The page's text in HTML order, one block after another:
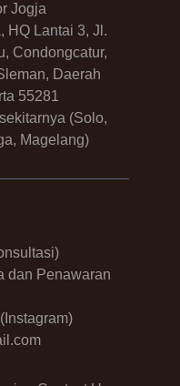
Jogja
HQ Lantai 3, Jl.
Condongcatur,
Daerah
55281
(Solo,
Magelang)
dan Penawaran
(Instagram)